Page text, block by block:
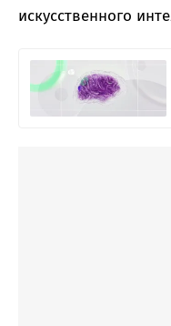
искусственного